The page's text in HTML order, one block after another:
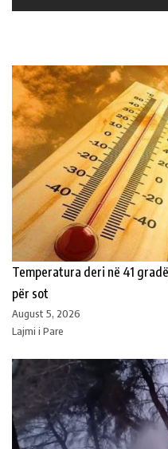
Temperatura deri në 41
për sot
August 5, 2026
Lajmi i Pare